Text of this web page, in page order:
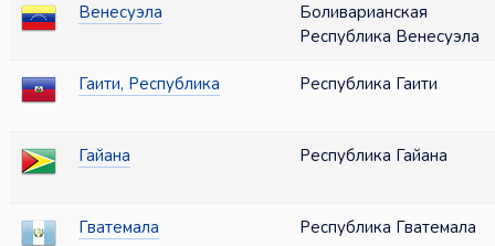
Венесуэла
Боливарианская
Республика Венесуэла
Гаити, Республика Республика Гаити
Гайана Республика Гайана
Гватемала Республика Гватемала